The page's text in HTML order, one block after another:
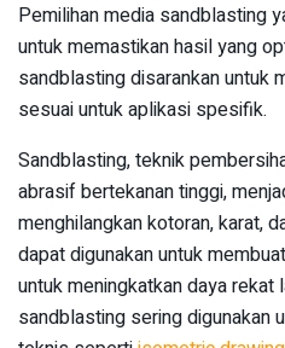
Pemilihan media sandblasting
untuk memastikan hasil yang
sandblasting disarankan untuk
sesuai untuk aplikasi spesifik.
Sandblasting, teknik
abrasif bertekanan tinggi,
menghilangkan kotoran, karat,
dapat digunakan untuk
untuk meningkatkan daya rekat
sandblasting sering digunakan